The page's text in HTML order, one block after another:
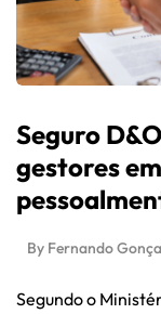
Seguro
gestores
By Fernando
Segundo o